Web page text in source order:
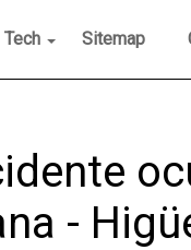
Tech Sitemap
-